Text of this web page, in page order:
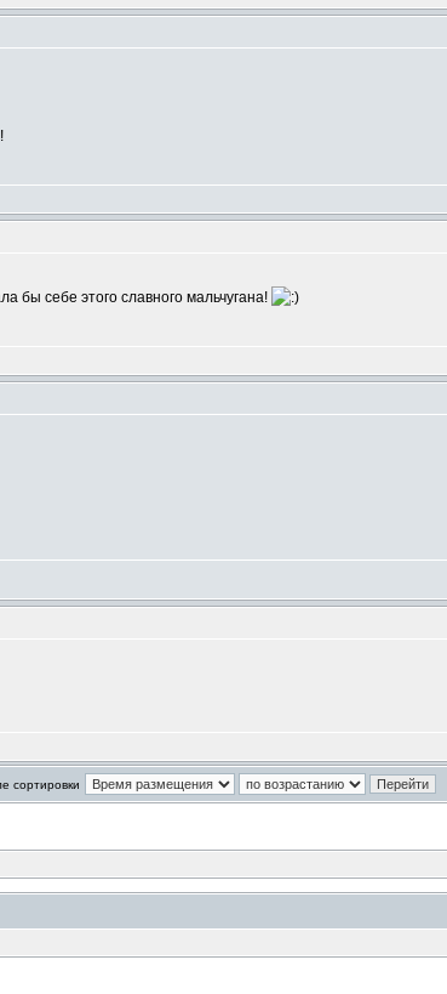
бы себе этого славного мальчугана!
сортировки